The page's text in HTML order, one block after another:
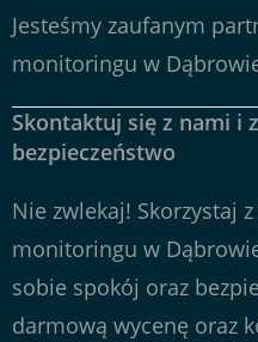
Jesteśmy zaufanym
monitoringu w
Skontaktuj się z nami i
bezpieczeństwo
Nie zwlekaj! Skorzystaj
monitoringu w
sobie spokój oraz
darmową wycenę oraz